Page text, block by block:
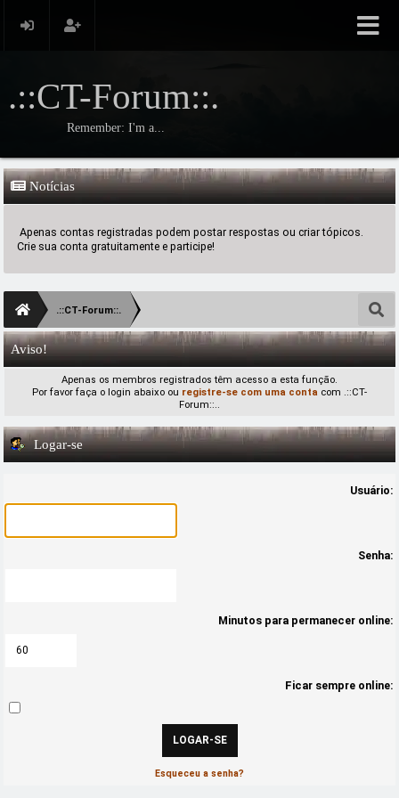
.::CT-Forum::.
Remember: I'm a...
Notícias
Apenas contas registradas podem postar respostas ou criar tópicos.
Crie sua conta gratuitamente e participe!
.::CT-Forum::.
Aviso!
Apenas os membros registrados têm acesso a esta função.
Por favor faça o login abaixo ou registre-se com uma conta com .::CT-
Forum::..
Logar-se
Usuário:
Senha:
Minutos para permanecer online:
Ficar sempre online:
Esqueceu a senha?